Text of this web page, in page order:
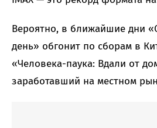
Вероятно, в ближайшие дни
день» обгонит по сборам в
«Человека-паука: Вдали от
заработавший на местном